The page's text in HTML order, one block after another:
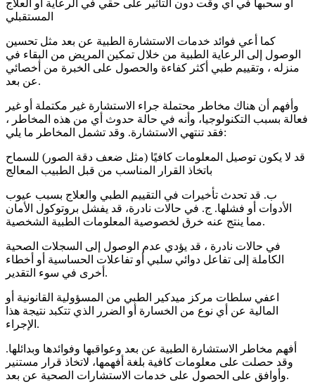
أو سحبها في أي وقت دون التأثير على حقي في الرعاية أو العلاج
المستقبلي
كما أعي فوائد خدمات الاستشارة الطبية عن بعد مثل تحسين
الوصول إلى الرعاية الطبية من خلال تمكين المريض من البقاء في
منزله ، وتقييم طبي أكثر كفاءة والحصول على الخبرة من أخصائي
عن بعد.
وأفهم أن هناك مخاطر محتملة جراء الاستشارة غير مكتملة أو غير
فعالة بسبب التكنولوجيا، وأنه في حالة حدوث أي من هذه المخاطر ،
فقد تنتهي الاستشارة. وقد تشمل المخاطر ما يلي:
قد لا يكون توصيل المعلومات كافيًا (مثل ضعف دقة الصور) للسماح
باتخاذ القرار المناسب من قبل الطبيب المعالج
ب. قد تحدث تأخيرات في التقييم الطبي والعلاج بسبب عيوب
الأدوات أو فشلها. ج. في حالات نادرة، قد يفشل بروتوكول الأمان
مما ينتج عنه خرق لخصوصية المعلومات الطبية الشخصية.
في حالات نادرة ، قد يؤدي عدم الوصول إلى السجلات الصحية
الكاملة إلى تفاعل دوائي سلبي أو تفاعلات الحساسية أو أخطاء
أخرى في سوء التقدير.
اعفي سلطات مركز ميدكير الطبي من المسؤولية القانونية أو
المالية عن أي نوع من الخسارة أو الضرر الذي تتكبد نتيجة هذا
الإجراء.
أفهم مخاطر الاستشارة الطبية عن بعد وعواقبها وفوائدها وبدائلها.
وقد حصلت على معلومات كافية بلغة أفهمها، لاتخاذ قرار مستنير
وأوافق على الحصول على خدمات الاستشارات الصحية عن بعد.